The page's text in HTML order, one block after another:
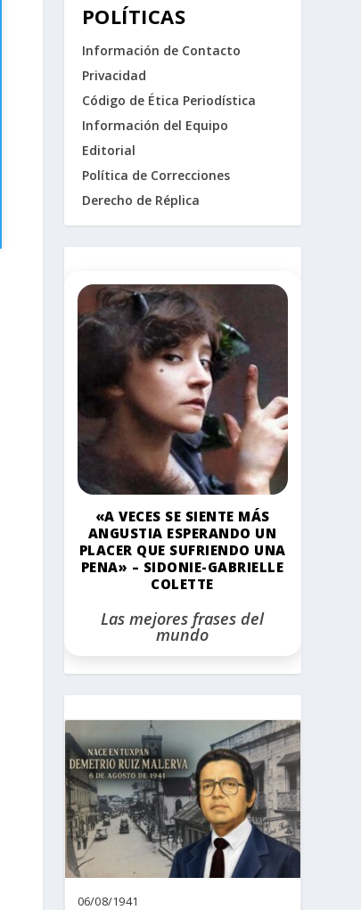
POLÍTICAS
Información de Contacto
Privacidad
Código de Ética Periodística
Información del Equipo
Editorial
Política de Correcciones
Derecho de Réplica
«A VECES SE SIENTE MÁS
ANGUSTIA ESPERANDO UN
PLACER QUE SUFRIENDO UNA
PENA» – SIDONIE-GABRIELLE
COLETTE
Las mejores frases del
mundo
06/08/1941